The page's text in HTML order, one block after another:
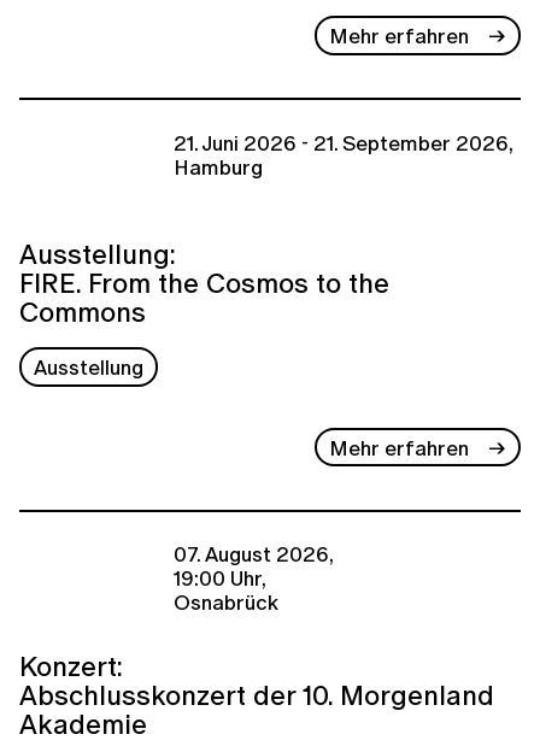
Mehr erfahren
21. Juni 2026 - 21. September 2026,
Hamburg
Ausstellung:
FIRE. From the Cosmos to the
Commons
Ausstellung
Mehr erfahren
07. August 2026,
19:00 Uhr,
Osnabrück
Konzert:
Abschlusskonzert der 10. Morgenland
Akademie